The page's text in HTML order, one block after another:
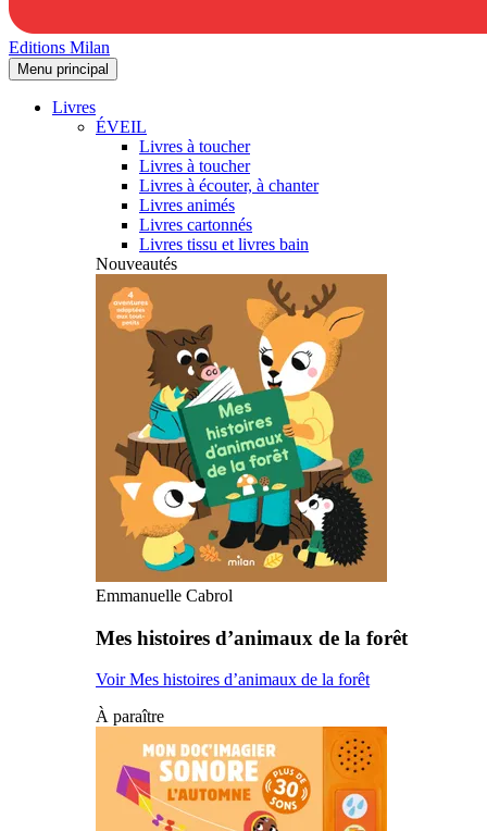
Editions Milan
Menu principal
Livres
ÉVEIL
Livres à toucher
Livres à toucher
Livres à écouter, à chanter
Livres animés
Livres cartonnés
Livres tissu et livres bain
Nouveautés
Emmanuelle Cabrol
Mes histoires d’animaux de la forêt
Voir Mes histoires d’animaux de la forêt
À paraître